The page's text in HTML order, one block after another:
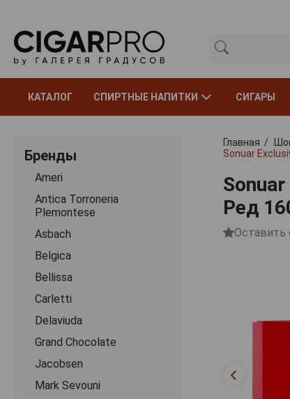
КАТАЛОГ СПИРТНЫЕ НАПИТКИ СИГАРЫ
Бренды
Ameri
Antica Torroneria
Plemontese
Asbach
Belgica
Bellissa
Carletti
Delaviuda
Grand Chocolate
Jacobsen
Mark Sevouni
Главная
Sonuar
Ред
Оставить